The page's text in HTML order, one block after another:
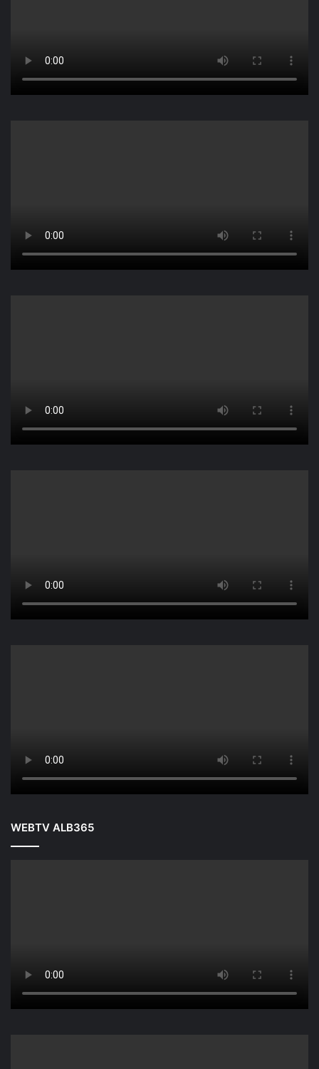
WEBTV ALB365